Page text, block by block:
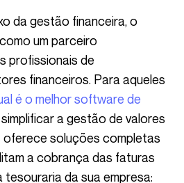
um parceiro
profissionais de
financeiros. Para aqueles
é o melhor software de
a gestão de valores
oferece soluções completas
a cobrança das faturas
tesouraria da sua empresa: